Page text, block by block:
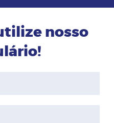
nosso